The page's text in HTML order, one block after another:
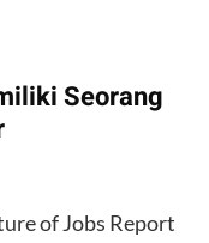
Seorang
of Jobs Report